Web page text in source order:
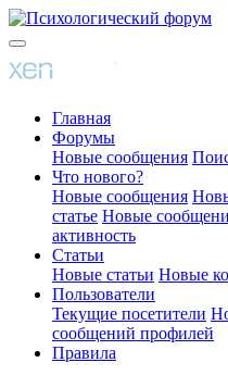
Главная
Форумы
Новые сообщения
Что нового?
Новые сообщения
статье Новые
активность
Статьи
Новые статьи Новые
Пользователи
Текущие посетители
сообщений профилей
Правила